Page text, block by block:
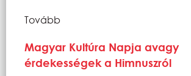
Tovább
Magyar Kultúra Napja avagy
érdekességek a Himnuszról